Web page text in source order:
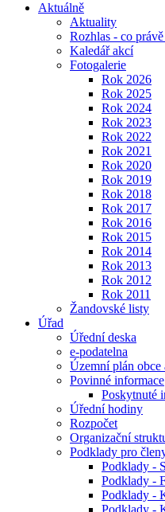
Aktuálně
Aktuality
Rozhlas - co
Kaledář akcí
Fotogalerie
Rok 2026
Rok 2025
Rok 2024
Rok 2023
Rok 2022
Rok 2021
Rok 2020
Rok 2019
Rok 2018
Rok 2017
Rok 2016
Rok 2015
Rok 2014
Rok 2013
Rok 2012
Rok 2011
Žandovské listy
Úřad
Úřední deska
e-podatelna
Územní plán obce
Povinné informace
Poskytnuté
Úřední hodiny
Rozpočet
Organizační
Podklady pro
Podklady -
Podklady -
Podklady -
Podklady -